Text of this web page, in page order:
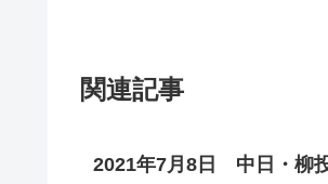
関連記事
2021年7月8日 中日・柳